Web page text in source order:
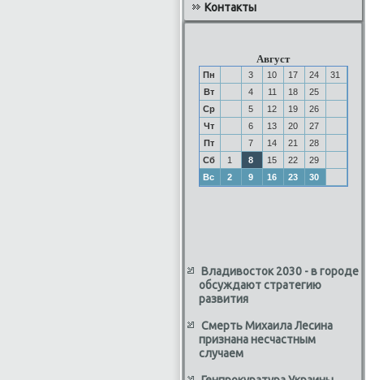
Контакты
Август
Пн 3 10 17 24
31
Вт
4 11 18
25
Ср
5 12 19
26
Чт
6 13 20
27
Пт
7 14 21
28
Сб
1 8 15 22
29
Вс
2 9 16 23 30
Владивосток 2030 - в городе
обсуждают стратегию
развития
Смерть Михаила Лесина
признана несчастным
случаем